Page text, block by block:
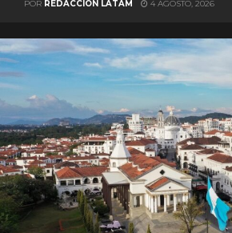
POR REDACCIÓN LATAM 4 AGOSTO, 2026